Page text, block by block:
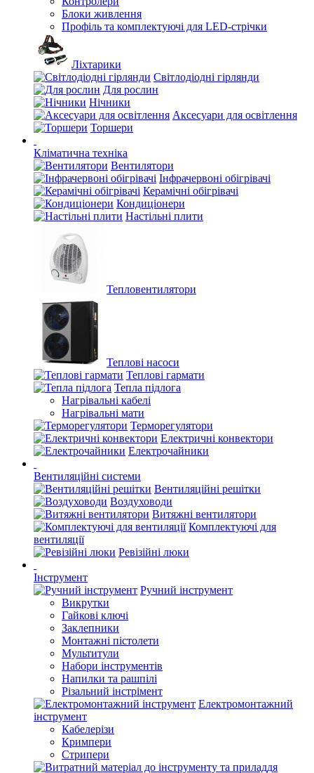
Блоки живлення
Профіль та комплектуючі для LED-стрічки
Ліхтарики
Світлодіодні гірлянди
Для рослин
Нічники
Аксесуари для освітлення
Торшери
Кліматична техніка
Вентилятори
Інфрачервоні обігрівачі
Керамічні обігрівачі
Кондиціонери
Настільні плити
Тепловентилятори
Теплові насоси
Теплові гармати
Тепла підлога
Нагрівальні кабелі
Нагрівальні мати
Терморегулятори
Електричні конвектори
Електрочайники
Вентиляційні системи
Вентиляційні решітки
Воздуховоди
Витяжні вентилятори
Комплектуючі для
вентиляції
Ревізійні люки
Інструмент
Ручний інструмент
Викрутки
Гайкові ключі
Заклепники
Монтажні пістолети
Мультитули
Набори інструментів
Напилки та рашпілі
Різальний інстрімент
Електромонтажний
інструмент
Кабелерізи
Кримпери
Стрипери